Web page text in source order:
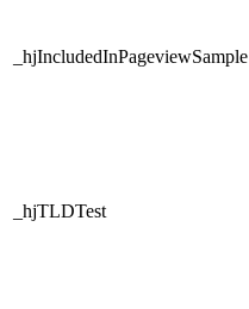
_hjIncludedInPageviewSample
_hjTLDTest